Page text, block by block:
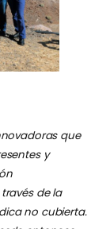
que
y
de la
no cubierta.